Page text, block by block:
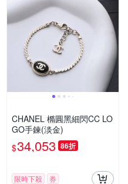
CHANEL 橢圓黑細閃CC LO
GO手鍊(淡金)
$34,053 86折
限時下殺 券